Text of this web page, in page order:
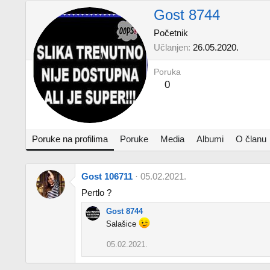
Gost 8744
Početnik
Učlanjen 26.05.2020.
Poruka
0
Poruke na profilima Poruke Media Albumi O članu
Gost 106711
05.02.2021.
Pertlo ?
Gost 8744
Salašice
05.02.2021.